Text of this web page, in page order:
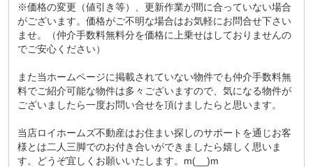
※価格の変更（値引き等）、更新作業が間に合っていない場合
がございます。価格がご不明な場合はお気軽にお問合せ下さい
ませ。（仲介手数料無料分を価格に上乗せはしておりませんの
でご安心ください）
また当ホームページに掲載されていない物件でも仲介手数料無
料でご紹介可能な物件は多々ございますので、気になる物件が
ございましたら一度お問い合せを頂けましたらと思います。
当店ロイホームズ不動産はお住まい探しのサポートを通じお客
様とは二人三脚でのお付き合いができましたら嬉しく思いま
す。どうぞ宜しくお願いいたします。m(__)m